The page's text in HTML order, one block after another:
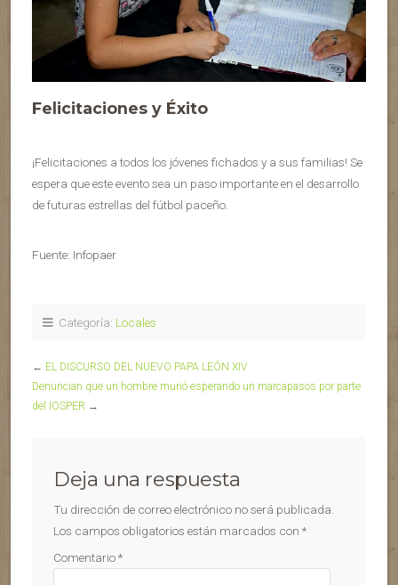
Felicitaciones y Éxito
¡Felicitaciones a todos los jóvenes fichados y a sus familias! Se
espera que este evento sea un paso importante en el desarrollo
de futuras estrellas del fútbol paceño.
Fuente: Infopaer
Categoría: Locales
← EL DISCURSO DEL NUEVO PAPA LEÓN XIV
Denuncian que un hombre murió esperando un marcapasos por parte
del IOSPER →
Deja una respuesta
Tu dirección de correo electrónico no será publicada.
Los campos obligatorios están marcados con *
Comentario*